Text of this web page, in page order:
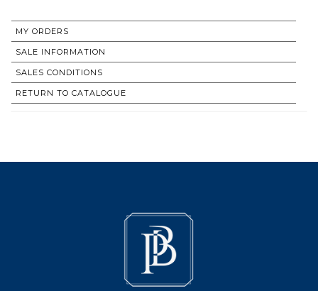
MY ORDERS
SALE INFORMATION
SALES CONDITIONS
RETURN TO CATALOGUE